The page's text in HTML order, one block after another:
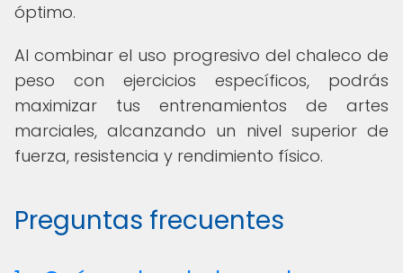
óptimo.
Al combinar el uso progresivo del chaleco de
peso con ejercicios específicos, podrás
maximizar tus entrenamientos de artes
marciales, alcanzando un nivel superior de
fuerza, resistencia y rendimiento físico.
Preguntas frecuentes